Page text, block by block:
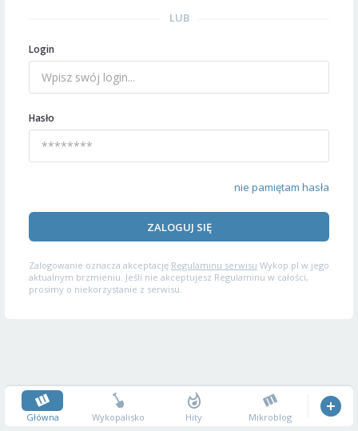
LUB
Login
Hasło
nie pamiętam hasła
ZALOGUJ SIĘ
Zalogowanie oznacza akceptację Regulaminu serwisu Wykop.pl w jego
aktualnym brzmieniu. Jeśli nie akceptujesz Regulaminu w całości,
prosimy o niekorzystanie z serwisu.
Główna Wykopalisko Hity Mikroblog